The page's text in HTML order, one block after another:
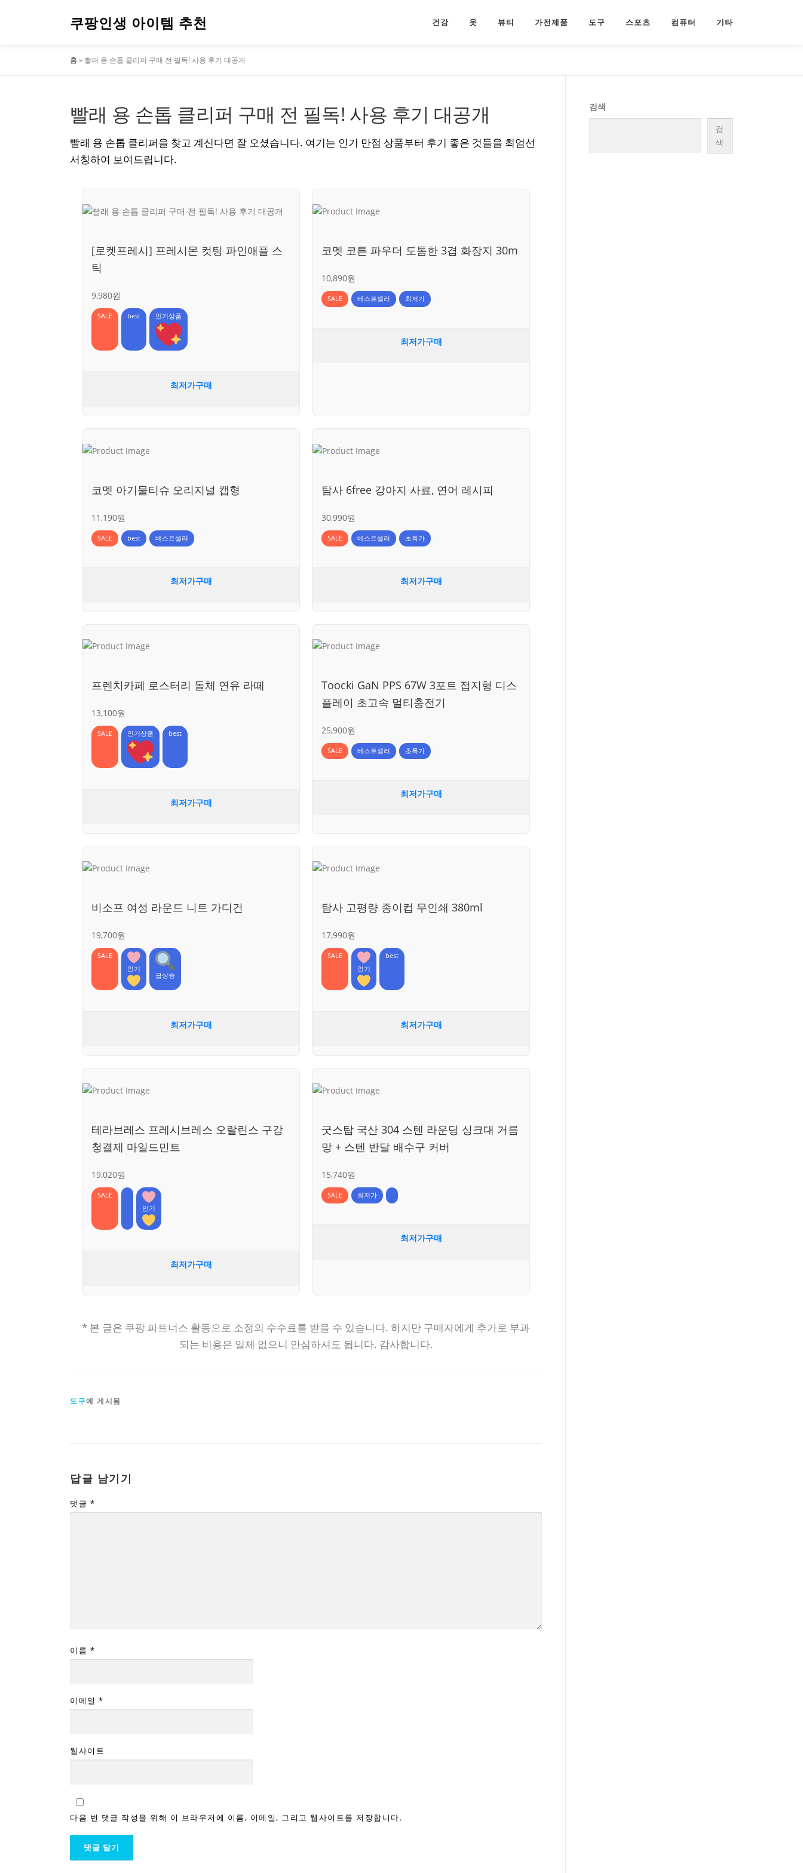
로
쿠팡인생 아이템 추천 건강 옷 뷰티 가전제품 도구 스포츠 컴퓨터 기타
홈» 빨래 용 손톱 클리퍼 구매 전 필독! 사용 후기 대공개
빨래 용 손톱 클리퍼 구매 전 필독! 사용 후기 대공개
빨래 용 손톱 클리퍼을 찾고 계신다면 잘 오셨습니다. 여기는 인기 만점 상품부터 후기 좋은 것들을 최엄선
서칭하여 보여드립니다.
[로켓프레시] 프레시몬 컷팅 파인애플 스
틱
9,980원
SALE best 인기상품
최저가구매
코멧 코튼 파우더 도톰한 3겹 화장지 30m
10,890원
SALE 베스트셀러 최저가
최저가구매
코멧 아기물티슈 오리지널 캡형
11,190원
SALE best 베스트셀러
최저가구매
탐사 6free 강아지 사료, 연어 레시피
30,990원
SALE 베스트셀러 초특가
최저가구매
프렌치카페 로스터리 돌체 연유 라떼
13,100원
SALE 인기상품 best
최저가구매
Toocki GaN PPS 67W 3포트 접지형 디스
플레이 초고속 멀티충전기
25,900원
SALE 베스트셀러 초특가
최저가구매
비소프 여성 라운드 니트 가디건
19,700원
SALE
인기
급상승
최저가구매
탐사 고평량 종이컵 무인쇄 380ml
17,990원
SALE
인기
best
최저가구매
테라브레스 프레시브레스 오랄린스 구강
청결제 마일드민트
19,020원
SALE
인기
최저가구매
굿스탑 국산 304 스텐 라운딩 싱크대 거름
망 + 스텐 반달 배수구 커버
15,740원
SALE 최저가
최저가구매
* 본 글은 쿠팡 파트너스 활동으로 소정의 수수료를 받을 수 있습니다. 하지만 구매자에게 추가로 부과
되는 비용은 일체 없으니 안심하셔도 됩니다. 감사합니다.
도구에 게시됨
답글 남기기
댓글 *
이름 *
이메일 *
웹사이트
다음 번 댓글 작성을 위해 이 브라우저에 이름, 이메일, 그리고 웹사이트를 저장합니다.
검색
검
색